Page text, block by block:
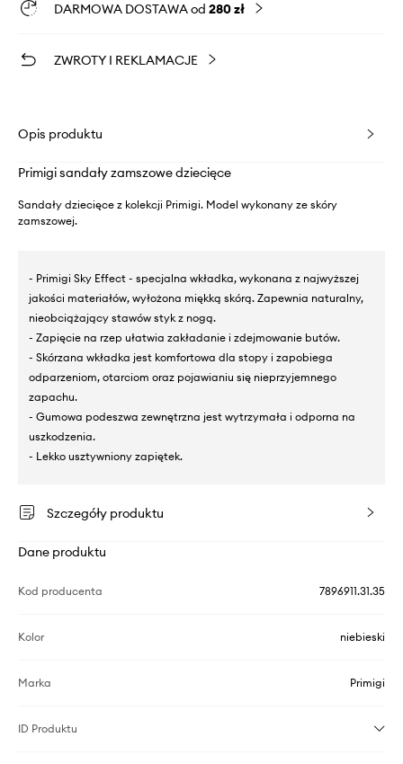
DARMOWA DOSTAWA od 280 zł
ZWROTY I REKLAMACJE
Opis produktu
Primigi sandały zamszowe dziecięce
Sandały dziecięce z kolekcji Primigi. Model wykonany ze skóry
zamszowej.
- Primigi Sky Effect - specjalna wkładka, wykonana z najwyższej
jakości materiałów, wyłożona miękką skórą. Zapewnia naturalny,
nieobciążający stawów styk z nogą.
- Zapięcie na rzep ułatwia zakładanie i zdejmowanie butów.
- Skórzana wkładka jest komfortowa dla stopy i zapobiega
odparzeniom, otarciom oraz pojawianiu się nieprzyjemnego
zapachu.
- Gumowa podeszwa zewnętrzna jest wytrzymała i odporna na
uszkodzenia.
- Lekko usztywniony zapiętek.
Szczegóły produktu
Dane produktu
Kod producenta 7896911.31.35
Kolor niebieski
Marka Primigi
ID Produktu